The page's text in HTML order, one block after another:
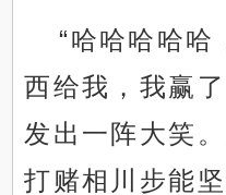
“哈哈哈哈哈
西给我，我赢
发出一阵大笑
打赌相川步能